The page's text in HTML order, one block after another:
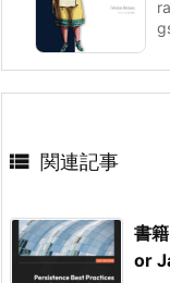
 関連記事
書
or